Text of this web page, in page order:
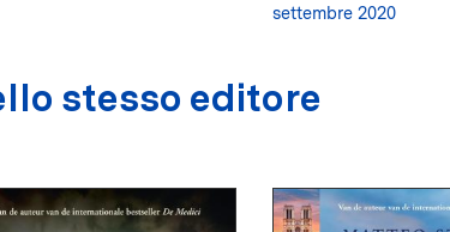
settembre 2020
stesso editore